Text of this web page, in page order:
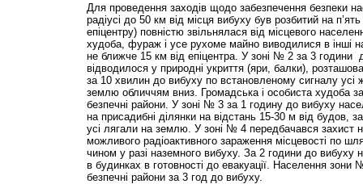
Для проведення заходів щодо забезпечення безпеки
радіусі до 50 км від місця вибуху був розбитий на
епіцентру) повністю звільнялася від місцевого
худоба, фураж і усе рухоме майно виводилися в інші
не ближче 15 км від епіцентра. У зоні № 2 за 3 години
відводилося у природні укриття (яри, балки),
за 10 хвилин до вибуху по встановленому сигналу усі
землю обличчям вниз. Громадська і особиста худоба
безпечні райони. У зоні № 3 за 1 годину до вибуху
на присадибні ділянки на відстань 15-30 м від будов,
усі лягали на землю. У зоні № 4 передбачався захист
можливого радіоактивного зараження місцевості по
чином у разі наземного вибуху. За 2 години до вибуху
в будинках в готовності до евакуації. Населення зони
безпечні райони за 3 год до вибуху.